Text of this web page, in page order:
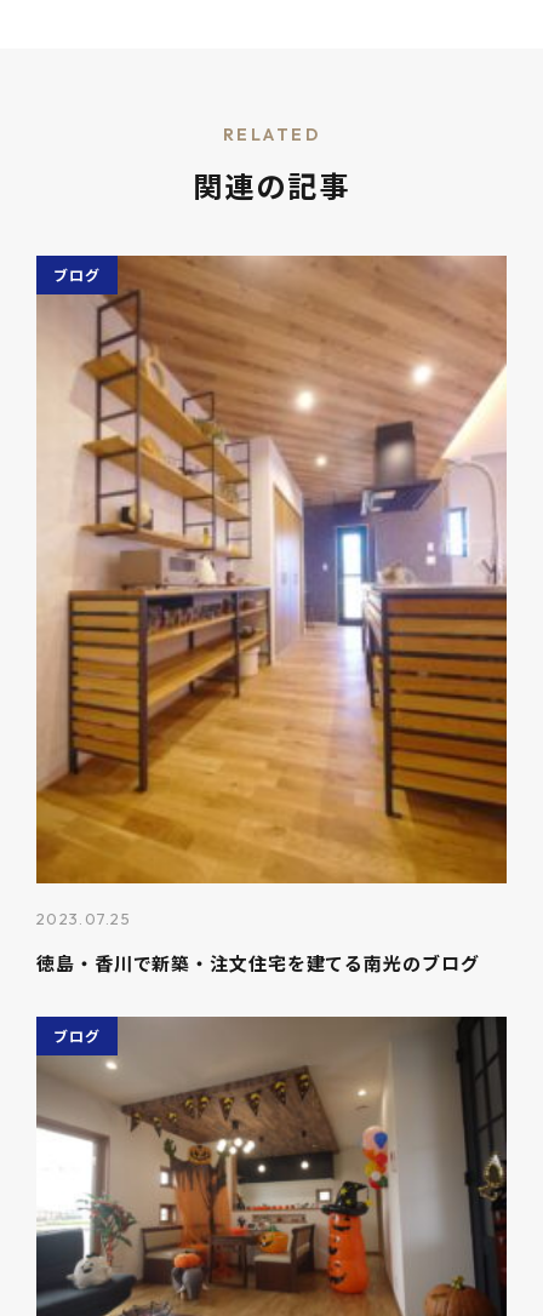
RELATED
関連の記事
ブログ
2023.07.25
徳島・香川で新築・注文住宅を建てる南光のブログ
ブログ